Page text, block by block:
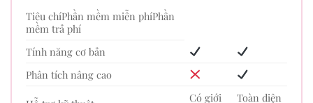
Tiêu chíPhần mềm miễn phíPhần
mềm trả phí
Tính năng cơ bản
Phân tích nâng cao
Có giới
Toàn diện